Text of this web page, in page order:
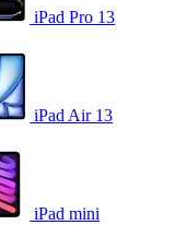
iPad Pro 13
iPad Air 13
iPad mini